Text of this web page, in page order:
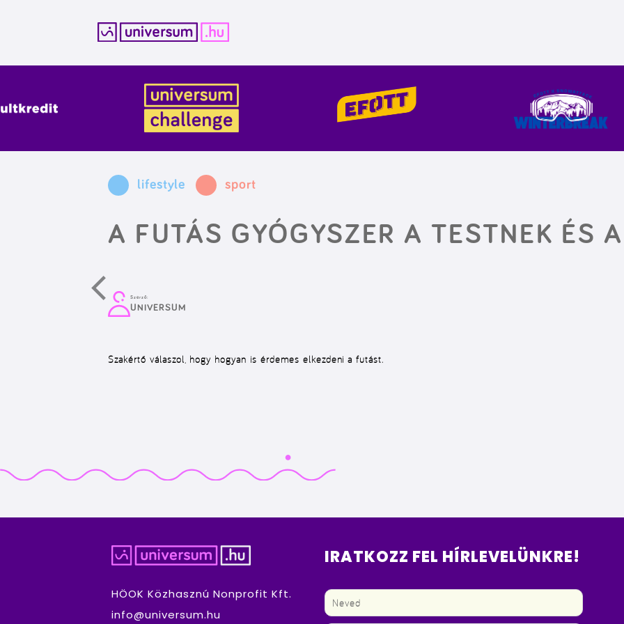
lifestyle sport
A FUTÁS GYÓGYSZER A TESTNEK ÉS
Szerző:
UNIVERSUM
Szakértő válaszol, hogy hogyan is érdemes elkezdeni a futást.
HÖOK Közhasznú Nonprofit Kft.
info@universum.hu
IRATKOZZ FEL HÍRLEVELÜNKRE!